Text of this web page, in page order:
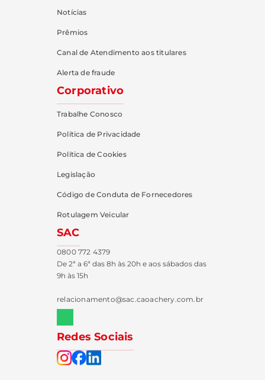
Notícias
Prêmios
Canal de Atendimento aos titulares
Alerta de fraude
Corporativo
Trabalhe Conosco
Política de Privacidade
Política de Cookies
Legislação
Código de Conduta de Fornecedores
Rotulagem Veicular
SAC
0800 772 4379
De 2ª a 6ª das 8h às 20h e aos sábados das
9h às 15h
relacionamento@sac.caoachery.com.br
Redes Sociais